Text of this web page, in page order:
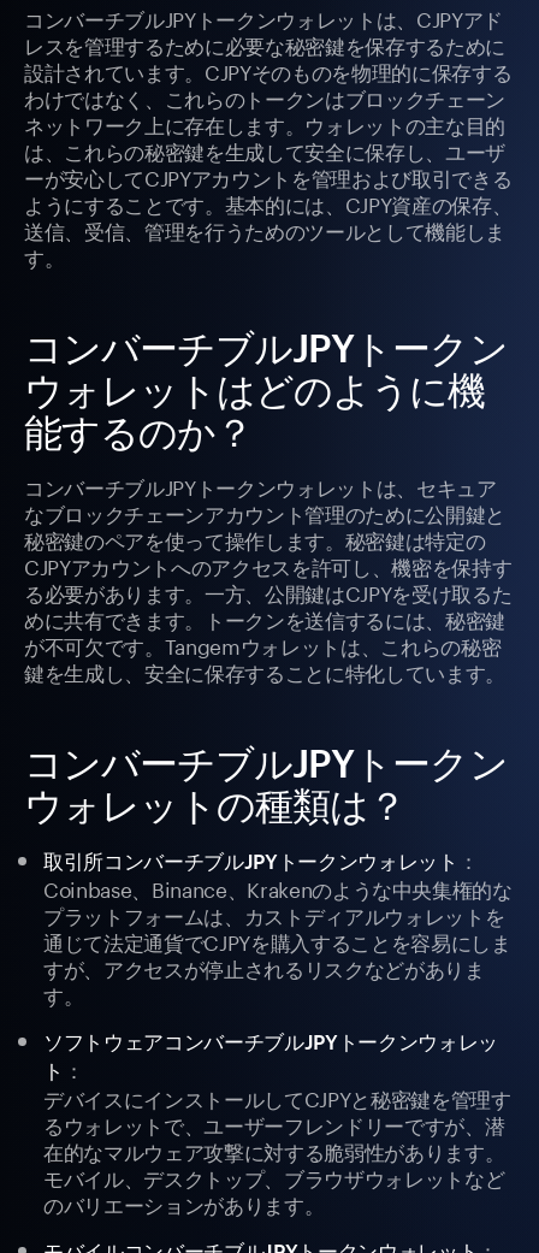
コンバーチブルJPYトークンウォレットは、CJPYアド
レスを管理するために必要な秘密鍵を保存するために
設計されています。CJPYそのものを物理的に保存する
わけではなく、これらのトークンはブロックチェーン
ネットワーク上に存在します。ウォレットの主な目的
は、これらの秘密鍵を生成して安全に保存し、ユーザ
ーが安心してCJPYアカウントを管理および取引できる
ようにすることです。基本的には、CJPY資産の保存、
送信、受信、管理を行うためのツールとして機能しま
す。
コンバーチブルJPYトークン
ウォレットはどのように機
能するのか？
コンバーチブルJPYトークンウォレットは、セキュア
なブロックチェーンアカウント管理のために公開鍵と
秘密鍵のペアを使って操作します。秘密鍵は特定の
CJPYアカウントへのアクセスを許可し、機密を保持す
る必要があります。一方、公開鍵はCJPYを受け取るた
めに共有できます。トークンを送信するには、秘密鍵
が不可欠です。Tangemウォレットは、これらの秘密
鍵を生成し、安全に保存することに特化しています。
コンバーチブルJPYトークン
ウォレットの種類は？
取引所コンバーチブルJPYトークンウォレット ：
Coinbase、Binance、Krakenのような中央集権的な
プラットフォームは、カストディアルウォレットを
通じて法定通貨でCJPYを購入することを容易にしま
すが、アクセスが停止されるリスクなどがありま
す。
ソフトウェアコンバーチブルJPYトークンウォレッ
ト ：
デバイスにインストールしてCJPYと秘密鍵を管理す
るウォレットで、ユーザーフレンドリーですが、潜
在的なマルウェア攻撃に対する脆弱性があります。
モバイル、デスクトップ、ブラウザウォレットなど
のバリエーションがあります。